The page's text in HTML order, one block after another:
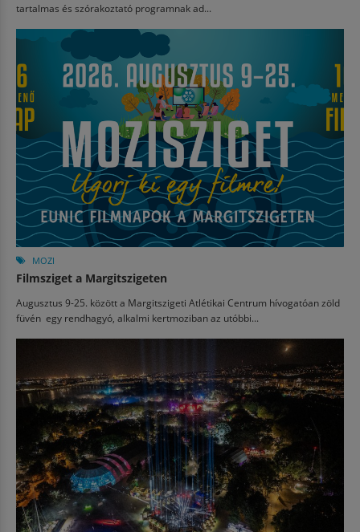
tartalmas és szórakoztató programnak ad...
MOZI
Filmsziget a Margitszigeten
Augusztus 9-25. között a Margitszigeti Atlétikai Centrum hívogatóan zöld
füvén egy rendhagyó, alkalmi kertmoziban az utóbbi...